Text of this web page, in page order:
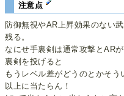
注意点
防御無視やAR上昇効果のない
残る。
なにせ手裏剣は通常攻撃とAR
裏剣を投げると
もうレベル差がどうのとかそ
以上に当たらん！